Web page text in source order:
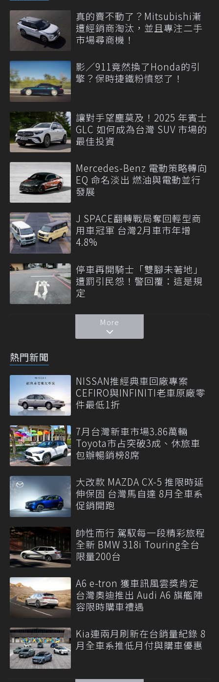
真的賣不動了？Mitsubishi漸
遭經銷商淘汰，並且專注二手
市場尋商機！
影／911竟然換了Honda的引
擎？保時捷鐵粉憤怒了！
讓對手望塵莫及！2025 年賓士
GLC 如何成為台灣 SUV 市場的
最佳投資
Mercedes-Benz 電動策略轉向
EQ 命名淡出 燃油與電動並行
發展
J SPACE翻轉戰局奪回輕型商
用車冠軍 台灣2月車市年增
4.8%
停車再開騎士「雙腳未著地」
遭罰引民怨！警回覆：這是規
定
More
熱門新聞
NISSAN推經典車回廠專案
CEFIRO與INFINITI老車原廠零
件最低1折
7月台灣新車市場3.86萬輛
Toyota市占突破3成、休旅車
包辦暢銷榜8席
大改款 MAZDA CX-5 推限時延
伸保固 台灣馬自達 8月全車系
促銷開跑
帥性而行 駕馭每一段精彩旅程
全新 BMW 318i Touring全台
限量200台
A6 e-tron 獲車訊風雲獎肯定
台灣奧迪推出 Audi A6 旗艦陣
容限時購車禮遇
Kia連兩月刷新在台銷量紀錄 8
月全車系推低月付與購車優惠